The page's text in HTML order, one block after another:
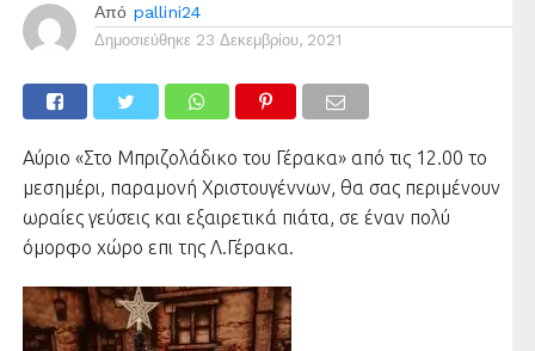
Από pallini24
Δημοσιεύθηκε 23 Δεκεμβρίου, 2021
Αύριο «Στο Μπριζολάδικο του Γέρακα» από τις 12.00 το
μεσημέρι, παραμονή Χριστουγέννων, θα σας περιμένουν
ωραίες γεύσεις και εξαιρετικά πιάτα, σε έναν πολύ
όμορφο χώρο επι της Λ.Γέρακα.